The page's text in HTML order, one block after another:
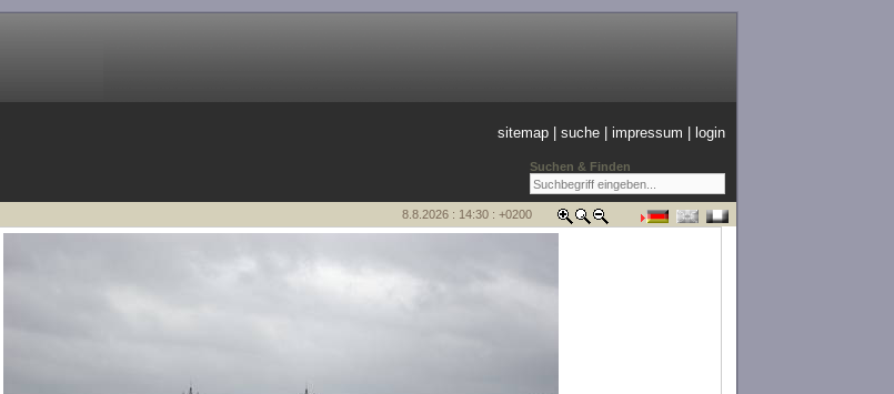
Suchen & Finden
sitemap |suche |impressum login
8.8.2026 : 14:30 : +0200